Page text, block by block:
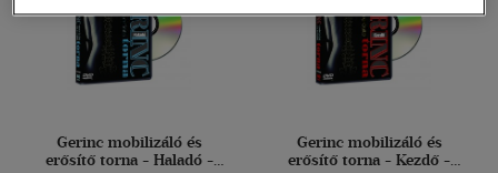
Alkalmaz
Gerinc mobilizáló és
erősítő torna - Haladó -
Gerinc mobilizáló és
erősítő torna - Kezdő -